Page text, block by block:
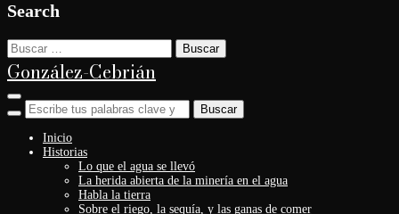
Search
Buscar:
González-Cebrián
Alternar
barra
navegación
Inicio
Historias
Lo que el agua se llevó
La herida abierta de la minería en el agua
Habla la tierra
Sobre el riego, la sequía, y las ganas de comer